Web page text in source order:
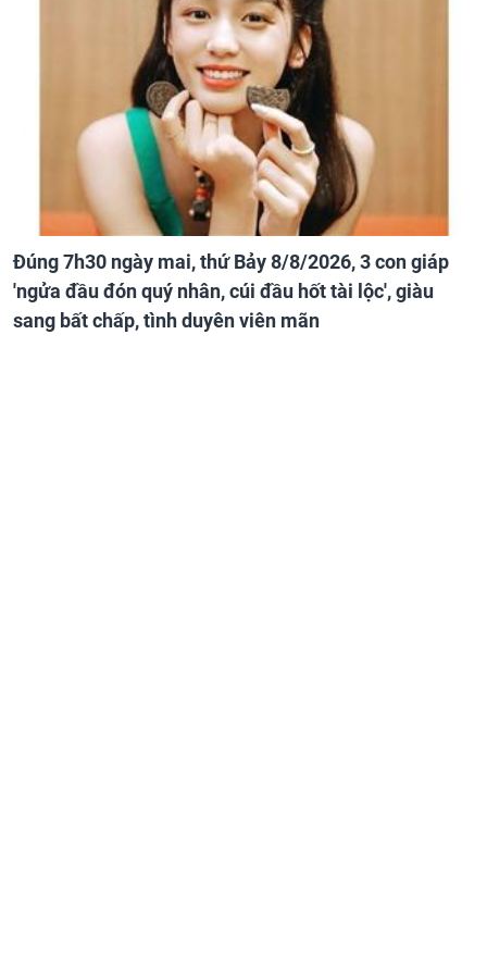
Đúng 7h30 ngày mai, thứ Bảy 8/8/2026, 3 con giáp
'ngửa đầu đón quý nhân, cúi đầu hốt tài lộc', giàu
sang bất chấp, tình duyên viên mãn